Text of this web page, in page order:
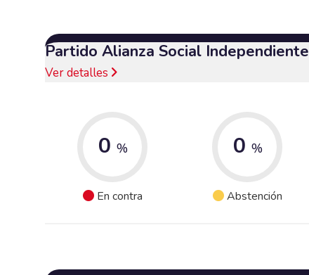
Partido Alianza Social Independiente
Ver detalles
0 %
En contra
0 %
Abstención